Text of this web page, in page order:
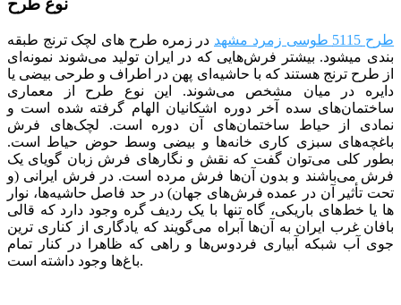
نوع طرح
طرح 5115 طوسی زمرد مشهد
در زمره طرح های لچک ترنج طبقه
بندی می­شود. بیشتر فرش‌هایی که در ایران تولید می‌شوند نمونه‌ای
از طرح ترنج هستند که با حاشیه‌ای پهن در اطراف و طرحی بیضی یا
دایره در میان مشخص می‌شوند. این نوع طرح از معماری
ساختمان‌های سده آخر دوره اشکانیان الهام گرفته شده است و
نمادی از حیاط ساختمان‌های آن دوره است. لچک‌های فرش
باغچه‌های سبزی کاری خانه‌ها و بیضی وسط حوض حیاط است.
بطور کلی می‌توان گفت که نقش و نگارهای فرش زبان گویای یک
فرش می‌باشند و بدون آن‌ها فرش مرده است. در فرش ایرانی (و
تحت تأثیر آن در عمده فرش‌های جهان) در حد فاصل حاشیه‌ها، نوار
ها یا خط‌های باریکی، ‌گاه تنها با یک ردیف گره وجود دارد که قالی
بافان غرب ایران به آن‌ها آبراه می‌گویند که یادگاری از کناری ترین
جوی آب شبکه‌ آبیاری فردوس‌ها و راهی که ظاهرا در کنار تمام
باغ‌ها وجود داشته است.